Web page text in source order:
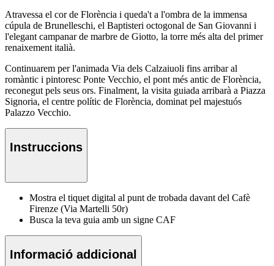
Atravessa el cor de Florència i queda't a l'ombra de la immensa
cúpula de Brunelleschi, el Baptisteri octogonal de San Giovanni i
l'elegant campanar de marbre de Giotto, la torre més alta del primer
renaixement italià.
Continuarem per l'animada Via dels Calzaiuoli fins arribar al
romàntic i pintoresc Ponte Vecchio, el pont més antic de Florència,
reconegut pels seus ors. Finalment, la visita guiada arribarà a Piazza
Signoria, el centre polític de Florència, dominat pel majestuós
Palazzo Vecchio.
Instruccions
Mostra el tiquet digital al punt de trobada davant del Cafè
Firenze (Via Martelli 50r)
Busca la teva guia amb un signe CAF
Informació addicional